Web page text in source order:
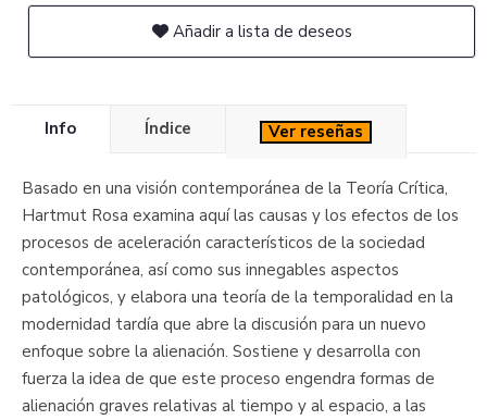
Añadir a lista de deseos
Info Índice Ver reseñas
Basado en una visión contemporánea de la Teoría Crítica,
Hartmut Rosa examina aquí las causas y los efectos de los
procesos de aceleración característicos de la sociedad
contemporánea, así como sus innegables aspectos
patológicos, y elabora una teoría de la temporalidad en la
modernidad tardía que abre la discusión para un nuevo
enfoque sobre la alienación. Sostiene y desarrolla con
fuerza la idea de que este proceso engendra formas de
alienación graves relativas al tiempo y al espacio, a las